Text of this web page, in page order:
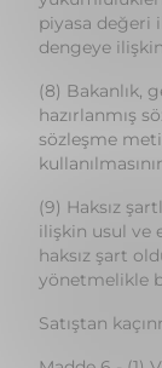
hazırlanmış
sözleşme
(9) Haksız
ilişkin usul ve
haksız şart
yönetmelikle
Satıştan
Madde 6 - (1)
açıkça
malın, satılık
verilmedikçe